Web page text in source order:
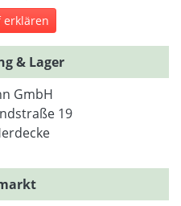
& Lager
GmbH
19